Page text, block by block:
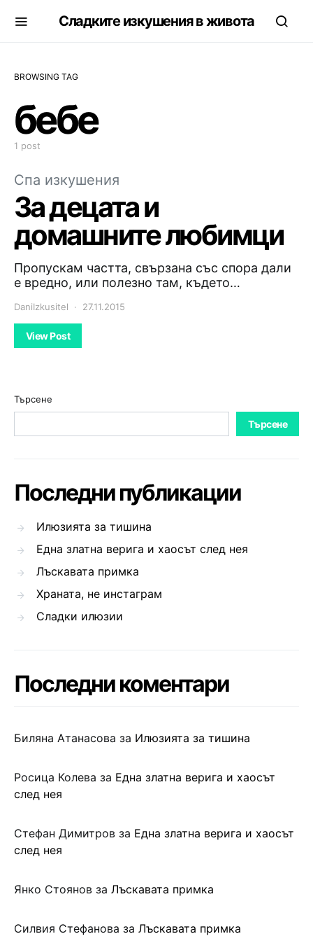
Сладките изкушения в живота
BROWSING TAG
бебе
1 post
Спа изкушения
За децата и
домашните любимци
Пропускам частта, свързана със спора дали
е вредно, или полезно там, където…
DaniIzkusitel 27.11.2015
View Post
Търсене
Търсене
Последни публикации
Илюзията за тишина
Една златна верига и хаосът след нея
Лъскавата примка
Храната, не инстаграм
Сладки илюзии
Последни коментари
Биляна Атанасова за Илюзията за тишина
Росица Колева за Една златна верига и хаосът
след нея
Стефан Димитров за Една златна верига и хаосът
след нея
Янко Стоянов за Лъскавата примка
Силвия Стефанова за Лъскавата примка